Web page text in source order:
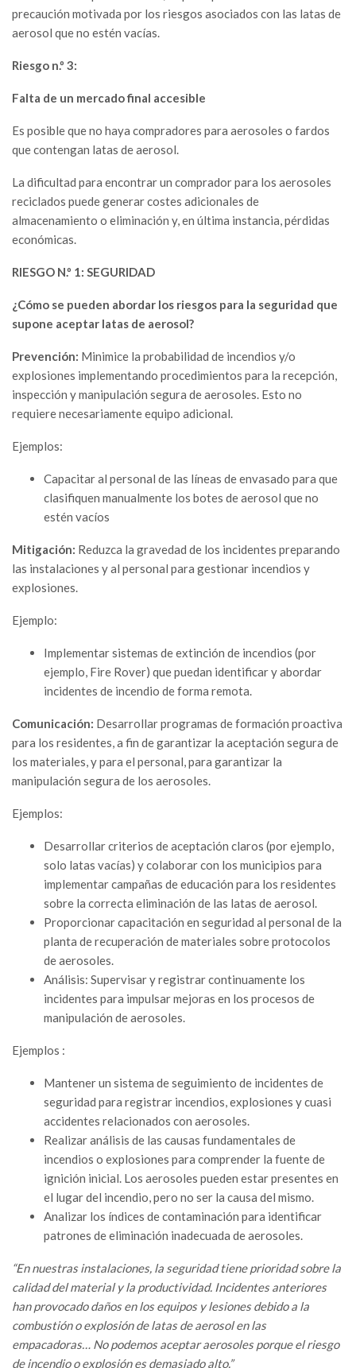
precaución motivada por los riesgos asociados con las latas de
aerosol que no estén vacías.
Riesgo n.º 3:
Falta de un mercado final accesible
Es posible que no haya compradores para aerosoles o fardos
que contengan latas de aerosol.
La dificultad para encontrar un comprador para los aerosoles
reciclados puede generar costes adicionales de
almacenamiento o eliminación y, en última instancia, pérdidas
económicas.
RIESGO N.º 1: SEGURIDAD
¿Cómo se pueden abordar los riesgos para la seguridad que
supone aceptar latas de aerosol?
Prevención: Minimice la probabilidad de incendios y/o
explosiones implementando procedimientos para la recepción,
inspección y manipulación segura de aerosoles. Esto no
requiere necesariamente equipo adicional.
Ejemplos:
Capacitar al personal de las líneas de envasado para que
clasifiquen manualmente los botes de aerosol que no
estén vacíos
Mitigación: Reduzca la gravedad de los incidentes preparando
las instalaciones y al personal para gestionar incendios y
explosiones.
Ejemplo:
Implementar sistemas de extinción de incendios (por
ejemplo, Fire Rover) que puedan identificar y abordar
incidentes de incendio de forma remota.
Comunicación: Desarrollar programas de formación proactiva
para los residentes, a fin de garantizar la aceptación segura de
los materiales, y para el personal, para garantizar la
manipulación segura de los aerosoles.
Ejemplos:
Desarrollar criterios de aceptación claros (por ejemplo,
solo latas vacías) y colaborar con los municipios para
implementar campañas de educación para los residentes
sobre la correcta eliminación de las latas de aerosol.
Proporcionar capacitación en seguridad al personal de la
planta de recuperación de materiales sobre protocolos
de aerosoles.
Análisis: Supervisar y registrar continuamente los
incidentes para impulsar mejoras en los procesos de
manipulación de aerosoles.
Ejemplos :
Mantener un sistema de seguimiento de incidentes de
seguridad para registrar incendios, explosiones y cuasi
accidentes relacionados con aerosoles.
Realizar análisis de las causas fundamentales de
incendios o explosiones para comprender la fuente de
ignición inicial. Los aerosoles pueden estar presentes en
el lugar del incendio, pero no ser la causa del mismo.
Analizar los índices de contaminación para identificar
patrones de eliminación inadecuada de aerosoles.
“En nuestras instalaciones, la seguridad tiene prioridad sobre la
calidad del material y la productividad. Incidentes anteriores
han provocado daños en los equipos y lesiones debido a la
combustión o explosión de latas de aerosol en las
empacadoras… No podemos aceptar aerosoles porque el riesgo
de incendio o explosión es demasiado alto.”